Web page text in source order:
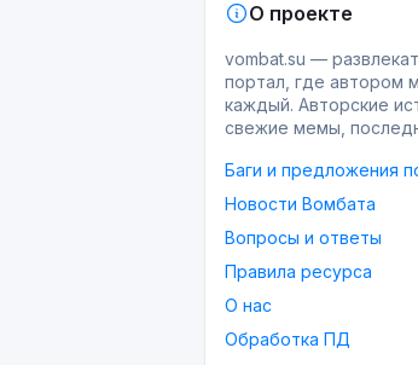
О проекте
vombat.su —
портал, где автором
каждый. Авторские
свежие мемы,
Баги и предложения
Новости Вомбата
Вопросы и ответы
Правила ресурса
О нас
Обработка ПД